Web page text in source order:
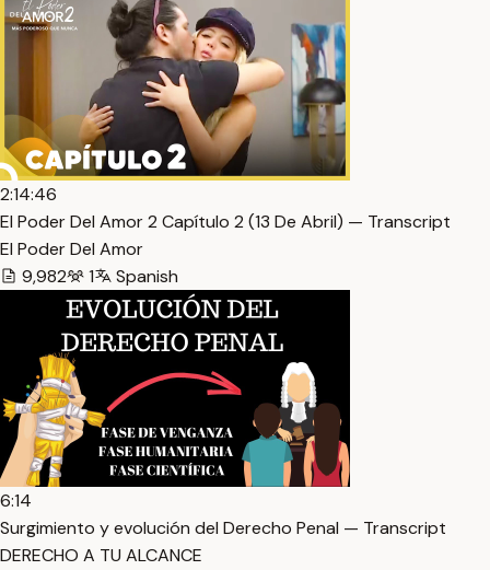
2:14:46
El Poder Del Amor 2 Capítulo 2 (13 De Abril) — Transcript
El Poder Del Amor
9,982
1 Spanish
6:14
Surgimiento y evolución del Derecho Penal — Transcript
DERECHO A TU ALCANCE